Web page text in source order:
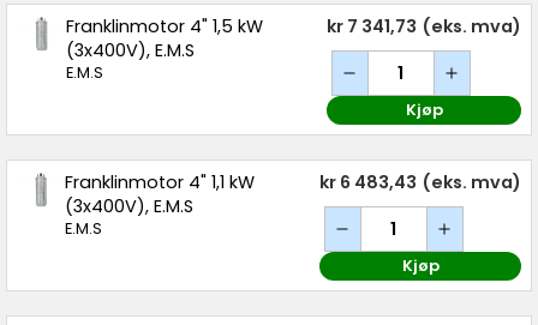
Franklinmotor 4" 1,5 kW
(3x400V), E.M.S
E.M.S
kr 7 341,73 (eks. mva)
Kjøp
Franklinmotor 4" 1,1 kW
(3x400V), E.M.S
E.M.S
kr 6 483,43 (eks. mva)
Kjøp